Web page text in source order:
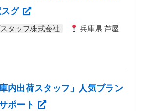
グ
タッフ株式会社
兵庫県 芦屋
内出荷スタッフ」人気ブラン
ポート